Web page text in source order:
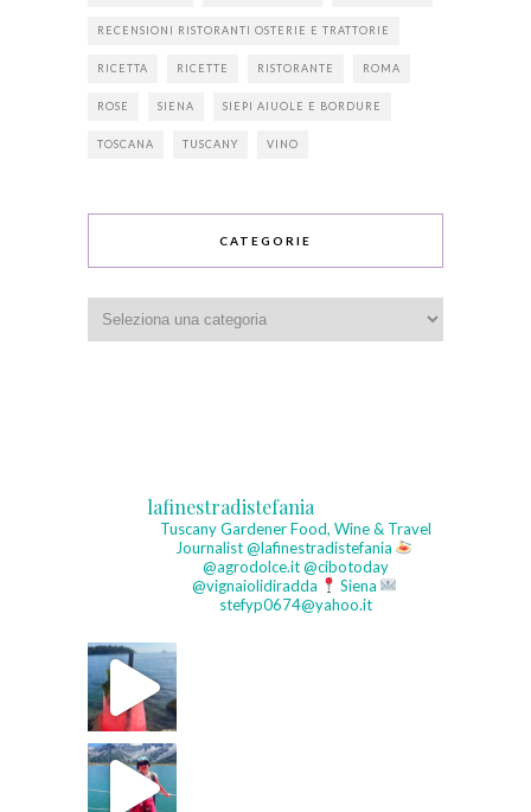
RECENSIONI RISTORANTI OSTERIE E TRATTORIE
RICETTA RICETTE RISTORANTE ROMA
ROSE SIENA SIEPI AIUOLE E BORDURE
TOSCANA TUSCANY VINO
CATEGORIE
lafinestradistefania
Tuscany GardenerFood, Wine & Travel
Journalist@lafinestradistefania
@agrodolce.it @cibotoday
@vignaiolidiradda
Siena
stefyp0674@yahoo.it